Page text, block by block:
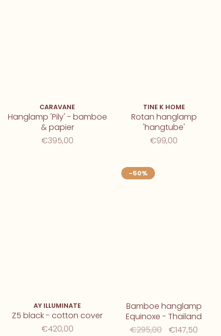
CARAVANE
Hanglamp 'Pily' - bamboe
& papier
€395,00
TINE K HOME
Rotan hanglamp
'hangtube'
€99,00
AY ILLUMINATE
Z5 black - cotton cover
€420,00
-50%
Bamboe hanglamp
Equinoxe - Thailand
€295,00
€147,50